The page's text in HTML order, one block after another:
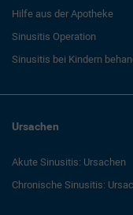
Hilfe aus der Apotheke
Sinusitis Operation
Sinusitis bei Kindern
Ursachen
Akute Sinusitis: Ursachen
Chronische Sinusitis: